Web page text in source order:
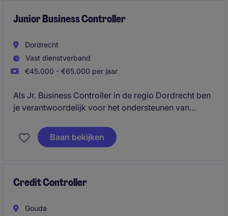
Junior Business Controller
Dordrecht
Vast dienstverband
€45.000 - €65.000 per jaar
Als Jr. Business Controller in de regio Dordrecht ben
je verantwoordelijk voor het ondersteunen van
inzichten voor strategische besluitvorming. Je werkt
nauw samen met verschillende afdelingen om
Baan bekijken
Credit Controller
Gouda